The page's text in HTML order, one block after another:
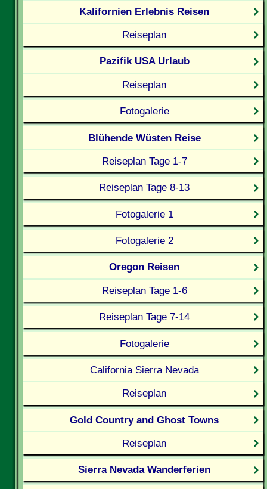
Kalifornien Erlebnis Reisen
Reiseplan
Pazifik USA Urlaub
Reiseplan
Fotogalerie
Blühende Wüsten Reise
Reiseplan Tage 1-7
Reiseplan Tage 8-13
Fotogalerie 1
Fotogalerie 2
Oregon Reisen
Reiseplan Tage 1-6
Reiseplan Tage 7-14
Fotogalerie
California Sierra Nevada
Reiseplan
Gold Country and Ghost Towns
Reiseplan
Sierra Nevada Wanderferien